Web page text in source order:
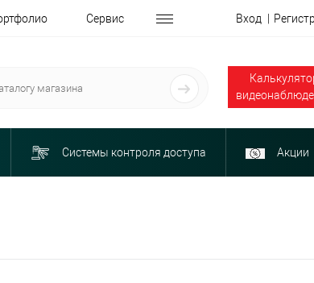
Сервис Вход
Системы контроля доступа Акции